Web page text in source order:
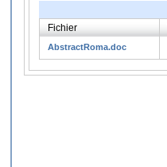
Fichier
AbstractRoma.doc